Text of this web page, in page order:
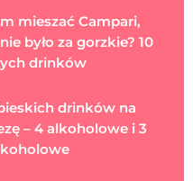
mieszać Campari,
było za gorzkie? 10
drinków
drinków na
– 4 alkoholowe i 3